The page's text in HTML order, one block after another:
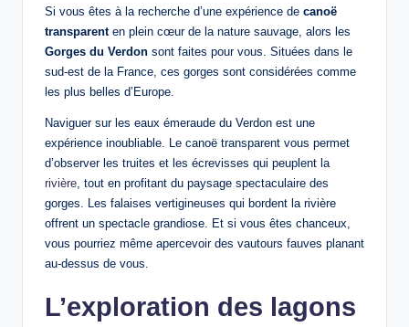
Si vous êtes à la recherche d’une expérience de canoë
transparenten plein cœur de la nature sauvage, alors les
Gorges du Verdon sont faites pour vous. Situées dans le
sud-est de la France, ces gorges sont considérées comme
les plus belles d’Europe.
Naviguer sur les eaux émeraude du Verdon est une
expérience inoubliable. Le canoë transparent vous permet
d’observer les truites et les écrevisses qui peuplent la
rivière , tout en profitant du paysage spectaculaire des
gorges. Les falaises vertigineuses qui bordent la rivière
offrent un spectacle grandiose. Et si vous êtes chanceux,
vous pourriez même apercevoir des vautours fauves planant
au-dessus de vous.
L’exploration des lagons